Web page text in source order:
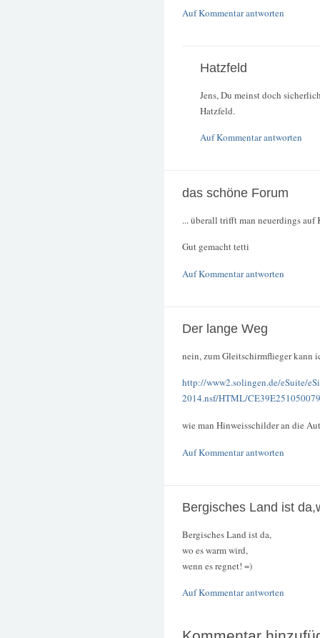
Auf Kommentar antworten
Hatzfeld
Jens, Du meinst doch
Hatzfeld.
Auf Kommentar antworten
das schöne Forum
... überall trifft man neuerdings auf
Gut gemacht tetti
Auf Kommentar antworten
Der lange Weg
nein, zum Gleitschirmflieger kann
http://www2.solingen.de/eSuite/
2014.nsf/HTML/
wie man Hinweisschilder an die
Auf Kommentar antworten
Bergisches Land ist
Bergisches Land ist da,
wo es warm wird,
wenn es regnet! =)
Auf Kommentar antworten